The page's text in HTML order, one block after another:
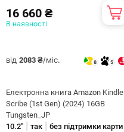
16 660 ₴
В наявності
від 2083 ₴/міс. 8 5
Електронна книга Amazon Kindle
Scribe (1st Gen) (2024) 16GB
Tungsten_JP
10.2"
так
без підтримки карти